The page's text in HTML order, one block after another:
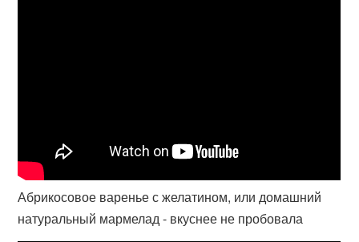
Абрикосовое варенье с желатином, или домашний
натуральный мармелад - вкуснее не пробовала